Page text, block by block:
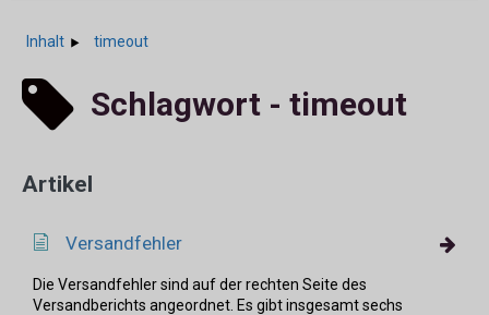
Inhalt timeout
Schlagwort - timeout
Artikel
Versandfehler
Die Versandfehler sind auf der rechten Seite des
Versandberichts angeordnet. Es gibt insgesamt sechs